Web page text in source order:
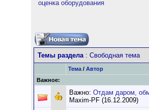
оценка оборудования
Темы раздела: Свободная тема
Тема / Автор
Важное:
Важно: Отдам даром,
Maxim-PF (16.12.2009)